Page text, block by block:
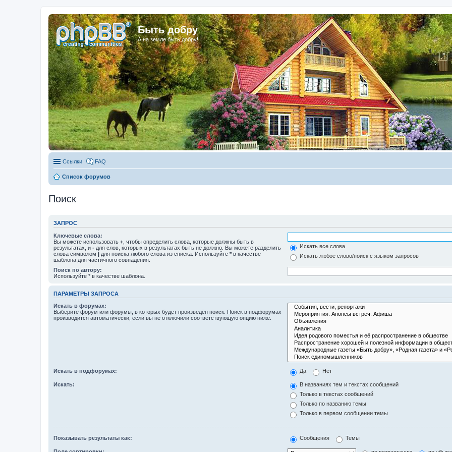
Быть добру
А на земле быть добру!
Ссылки FAQ
Список форумов
Поиск
ЗАПРОС
Ключевые слова:
Вы можете использовать + , чтобы определить слова, которые должны быть в
результатах, и - для слов, которых в результатах быть не должно. Вы можете разделить
слова символом | для поиска любого слова из списка. Используйте * в качестве
шаблона для частичного совпадения.
Искать все слова
Искать любое слово/поиск с языком запросов
Поиск по автору:
Используйте * в качестве шаблона.
ПАРАМЕТРЫ ЗАПРОСА
Искать в форумах:
Выберите форум или форумы, в которых будет произведён поиск. Поиск в подфорумах
производится автоматически, если вы не отключили соответствующую опцию ниже.
Искать в подфорумах: Да Нет
Искать:
В названиях тем и текстах сообщений
Только в текстах сообщений
Только по названию темы
Только в первом сообщении темы
Показывать результаты как: Сообщения Темы